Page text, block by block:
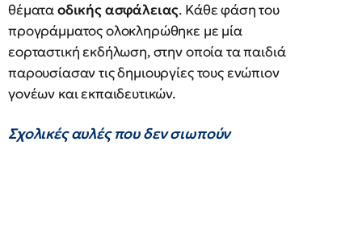
θέματαοδικής ασφάλειας. Κάθε φάση του
προγράμματος ολοκληρώθηκε με μία
εορταστική εκδήλωση, στην οποία τα παιδιά
παρουσίασαν τις δημιουργίες τους ενώπιον
γονέων και εκπαιδευτικών.
Σχολικές αυλές που δεν σιωπούν